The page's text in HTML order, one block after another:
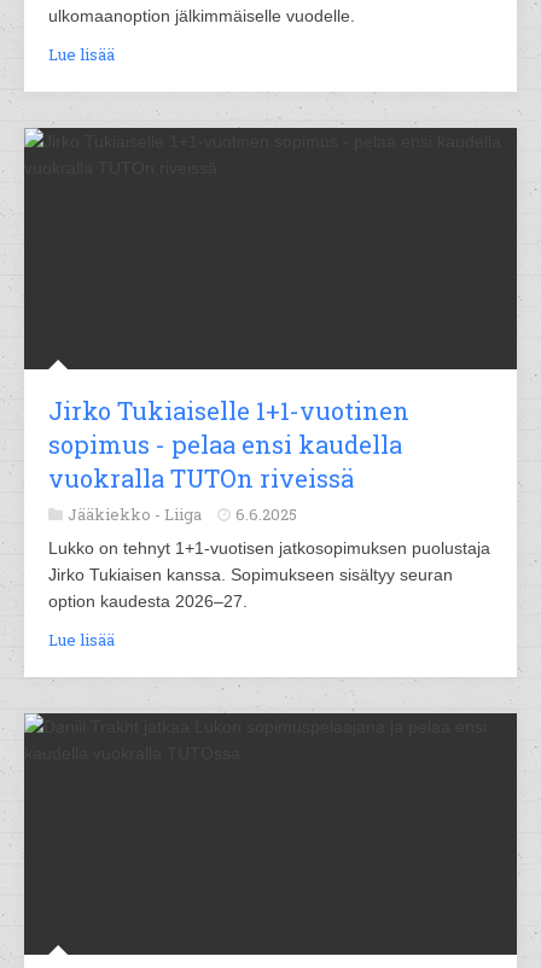
ulkomaanoption jälkimmäiselle vuodelle.
Lue lisää
Jirko Tukiaiselle 1+1-vuotinen
sopimus - pelaa ensi kaudella
vuokralla TUTOn riveissä
Jääkiekko - Liiga 6.6.2025
Lukko on tehnyt 1+1-vuotisen jatkosopimuksen puolustaja
Jirko Tukiaisen kanssa. Sopimukseen sisältyy seuran
option kaudesta 2026–27.
Lue lisää